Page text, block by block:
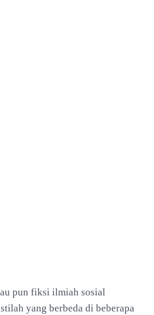
pun fiksi ilmiah sosial
yang berbeda di beberapa